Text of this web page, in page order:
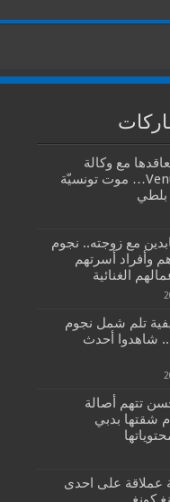
مع وكالة
Venus Esthetika… موت تونسيّة
بلطي
مع زوجته.. نجوم
وأفراد أسرتهم
الغنائية
تلم شمل نجوم
شاهدوا أحدث
تتهم أصالة
شقتها بدبي
على احدى